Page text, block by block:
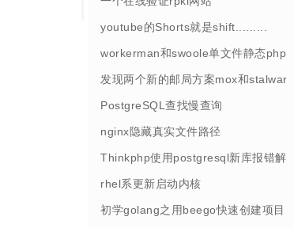
youtube的Shorts就是shift.........
workerman和swoole单文件静态php
发现两个新的邮局方案mox和stalwart
PostgreSQL查找慢查询
nginx隐藏真实文件路径
Thinkphp使用postgresql新库报错解
rhel系更新启动内核
初学golang之用beego快速创建项目